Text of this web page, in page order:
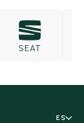
SEAT
ES